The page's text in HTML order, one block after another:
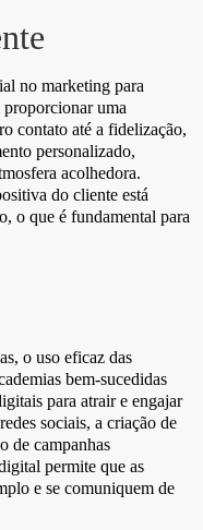
no marketing para
proporcionar uma
contato até a fidelização,
personalizado,
acolhedora.
do cliente está
o que é fundamental para
o uso eficaz das
bem-sucedidas
para atrair e engajar
sociais, a criação de
de campanhas
permite que as
e se comuniquem de